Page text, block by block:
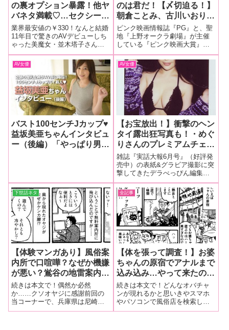
の裏オプション暴露！他ヤ
バネタ満載♡…セクシー女
優・並木塔子さんの表紙が
目印の『実話大報8月号』
本日発売！
業界最安値の￥330！なんと結婚
11年目で驚きのAVデビューしち
ゃった美魔女・並木塔子さん表
紙の雑誌『実話大報8月号』全国
書店・コンビニで本日発売！ま
だ買ってない人にちょっとだけ
内容教えちゃいます♡今月も男
の欲望を満たしてみせます！
エロい
のは君だ！【〆切迫る！】
朝倉ことみ、古川いおり、
つぼみ等人気AV女優も
続々参戦中の『第28回ピ
ンク大賞』
ピンク映画情報誌『PG』と、聖
地『上野オークラ劇場』が主催
している『ピンク映画大賞』の
第28回が5月5日（祝・木）に開
催される。ユーザーからの投票
によって決まるこの大賞。 いよ
いよ〆切（3月25日）が迫ってき
たので、投票参加してみたい方
は急
AV女優
バスト100センチJカップ♥
益坂美亜ちゃんインタビュ
ー（後編）「やっぱり男優
緊張してて、そんなに集中
できてなかったかも。最後
はイッちゃったけど
（笑）」
AV女優
【お宝放出！】衝撃のヘン
タイ露出狂写真も！・めぐ
りさんのプレミアムチェキ
写真を限定6名様にプレゼ
ント！今すぐ応募ボタンを
ポチってゲット！
雑誌『実話大報6月号』（好評発
売中）の表紙&グラビア撮影に突
撃してきたデラべっぴん編集
部。今回カバーガールに登場し
てくれたのは、Gカップ美巨乳の
わがままボディを誇るめぐりさ
ん。今回も世界でたった１枚の
お宝チェキを撮ってきたので大
放出しちゃい
下世話ネタ
【体験マンガあり】風俗案
内所で口喧嘩？なぜか機嫌
が悪い？鴬谷の地雷案内所
【気になる風俗試し
隊！！】
続きは本文で！偶然か必然
か……クソオヤジに感謝前回の
当コーナーで、兵庫県は尼崎の
無料案内所が、実は本サロの入
全記事
【体を張って調査！】お婆
ちゃんの原宿でアナルまで
込み込み…やって来たの
は…【気になる風俗試し
隊！！】
続きは本文で！どんなオバチャ
ンが現れるかと思いきやスマホ
やパソコンで風俗店を検索して
いると、たまに見かけるのが